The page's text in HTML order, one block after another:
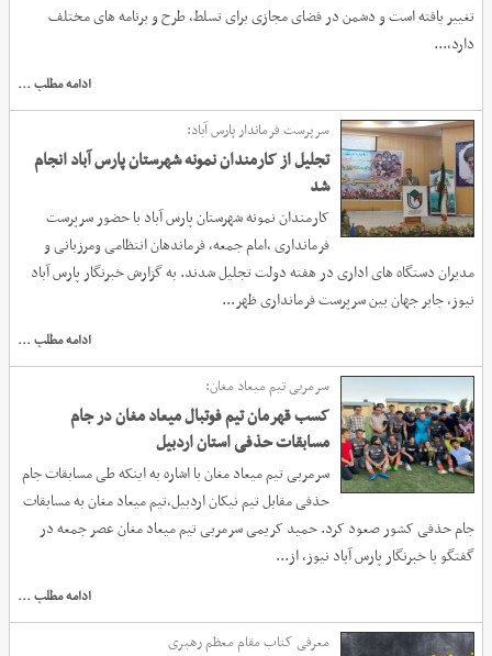
تغییر یافته است و دشمن در فضای مجازی برای تسلط، طرح و برنامه های مختلف
دارد،...
ادامه مطلب ...
سرپرست فرماندار پارس آباد:
تجلیل از کارمندان نمونه شهرستان پارس آباد انجام
شد
کارمندان نمونه شهرستان پارس آباد با حضور سرپرست
فرمانداری ،امام جمعه، فرماندهان انتظامی ومرزبانی و
مدیران دستگاه های اداری در هفته دولت تجلیل شدند. به گزارش خبرنگار پارس آباد
نیوز، جابر جهان بین سرپرست فرمانداری ظهر...
ادامه مطلب ...
سرمربی تیم میعاد مغان:
کسب قهرمان تیم فوتبال میعاد مغان در جام
مسابقات حذفی استان اردبیل
سرمربی تیم میعاد مغان با اشاره به اینکه طی مسابقات جام
حذفی مقابل تیم نیکان اردبیل،تیم میعاد مغان به مسابقات
جام حذفی کشور صعود کرد. حمید کریمی سرمربی تيم میعاد مغان عصر جمعه در
گفتگو با خبرنگار پارس آباد نیوز، از...
ادامه مطلب ...
معرفی کتاب مقام معظم رهبری